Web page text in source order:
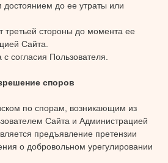
до ее утраты или
стороны до момента ее
Сайта.
Пользователя.
споров
по спорам, возникающим из
Сайта и Администрацией
предъявление претензии
о добровольном урегулировании